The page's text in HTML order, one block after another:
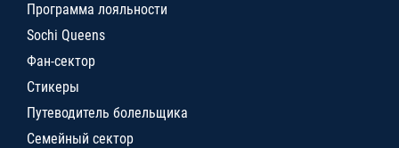
Программа лояльности
Sochi Queens
Фан-сектор
Стикеры
Путеводитель болельщика
Семейный сектор